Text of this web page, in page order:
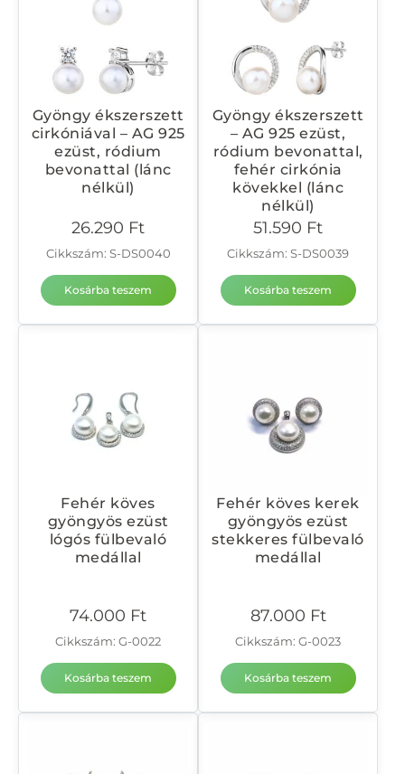
Gyöngy ékszerszett
cirkóniával – AG 925
ezüst, ródium
bevonattal (lánc
nélkül)
26.290 Ft
Cikkszám: S-DS0040
Kosárba teszem
Gyöngy ékszerszett
– AG 925 ezüst,
ródium bevonattal,
fehér cirkónia
kövekkel (lánc
nélkül)
51.590 Ft
Cikkszám: S-DS0039
Kosárba teszem
Fehér köves
gyöngyös ezüst
lógós fülbevaló
medállal
74.000 Ft
Cikkszám: G-0022
Kosárba teszem
Fehér köves kerek
gyöngyös ezüst
stekkeres fülbevaló
medállal
87.000 Ft
Cikkszám: G-0023
Kosárba teszem